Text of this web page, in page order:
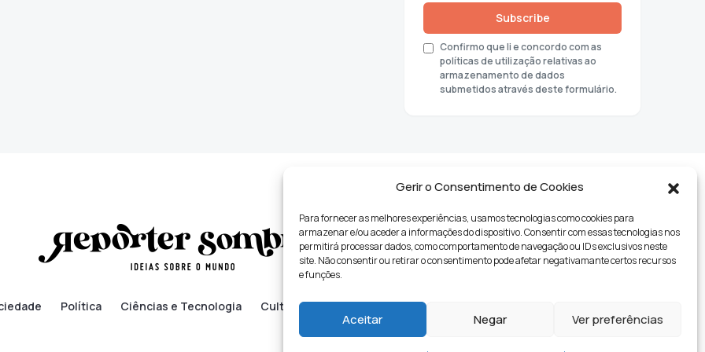
Gerir o Consentimento de Cookies
Para fornecer as melhores experiências, usamos tecnologias como cookies para
armazenar e/ou aceder a informações do dispositivo. Consentir com essas tecnologias nos
permitirá processar dados, como comportamento de navegação ou IDs exclusivos neste
site. Não consentir ou retirar o consentimento pode afetar negativamante certos recursos
e funções.
Aceitar Negar Ver preferências
Subscribe
Confirmo que li e concordo com as
políticas de utilização relativas ao
armazenamento de dados
submetidos através deste formulário.
Política Ciências e Tecnologia Cultura Lifestyle